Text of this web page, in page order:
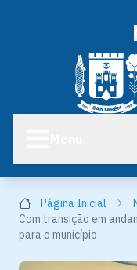
Página Inicial
Com transição em
para o município